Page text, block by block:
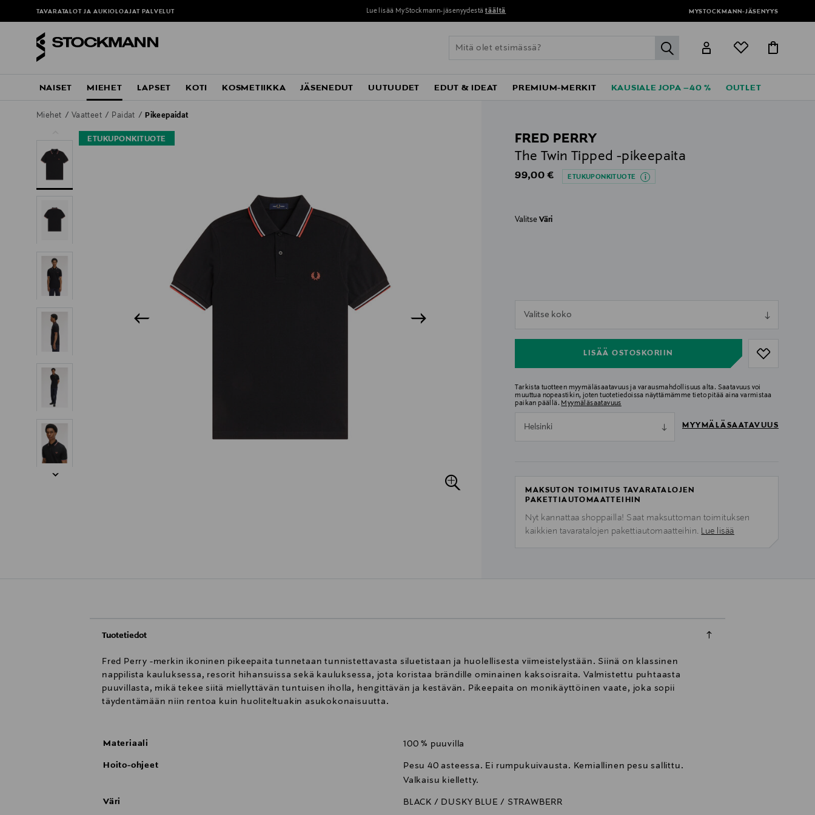
TAVARATALOT JA AUKIOLOAJAT PALVELUT Lue lisää MyStockmann-jäsenyydestä täältä MYSTOCKMANN-JÄSENYYS
label.header.go
NAISET MIEHET LAPSET KOTI KOSMETIIKKA JÄSENEDUT UUTUUDET EDUT & IDEAT PREMIUM-MERKIT KAUSIALE JOPA –40 % OUTLET
Miehet Vaatteet Paidat Pikeepaidat
ETUKUPONKITUOTE
FRED PERRY
The Twin Tipped -pikeepaita
Original Price
99,00 € ETUKUPONKITUOTE
ValitseVäri
Valitse koko
LISÄÄ OSTOSKORIIN
Tarkista tuotteen myymäläsaatavuus ja varausmahdollisuus alta. Saatavuus voi
muuttua nopeastikin, joten tuotetiedoissa näyttämämme tieto pitää aina varmistaa
paikan päällä. Myymäläsaatavuus
Helsinki MYYMÄLÄSAATAVUUS
MAKSUTON TOIMITUS TAVARATALOJEN
PAKETTIAUTOMAATTEIHIN
Nyt kannattaa shoppailla! Saat maksuttoman toimituksen
kaikkien tavaratalojen pakettiautomaatteihin. Lue lisää
Tuotetiedot
Fred Perry -merkin ikoninen pikeepaita tunnetaan tunnistettavasta siluetistaan ja huolellisesta viimeistelystään. Siinä on klassinen
nappilista kauluksessa, resorit hihansuissa sekä kauluksessa, jota koristaa brändille ominainen kaksoisraita. Valmistettu puhtaasta
puuvillasta, mikä tekee siitä miellyttävän tuntuisen iholla, hengittävän ja kestävän. Pikeepaita on monikäyttöinen vaate, joka sopii
täydentämään niin rentoa kuin huoliteltuakin asukokonaisuutta.
Materiaali 100 % puuvilla
Hoito-ohjeet
Pesu 40 asteessa. Ei rumpukuivausta. Kemiallinen pesu sallittu.
Valkaisu kielletty.
Väri BLACK / DUSKY BLUE / STRAWBERR